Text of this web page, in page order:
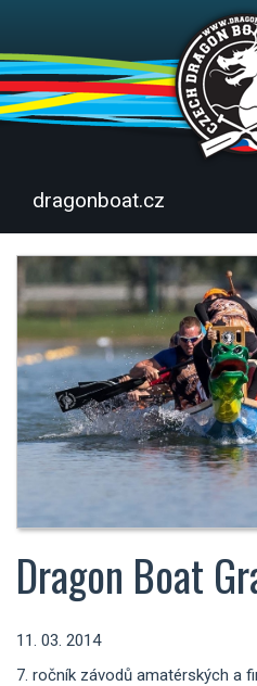
dragonboat.cz
Dragon Boat
11. 03. 2014
7. ročník závodů amatérských a